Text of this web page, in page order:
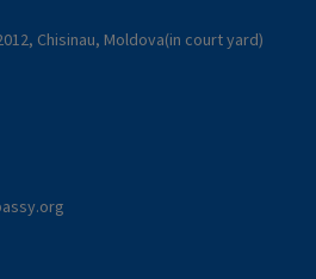
Chisinau, Moldova(in court yard)